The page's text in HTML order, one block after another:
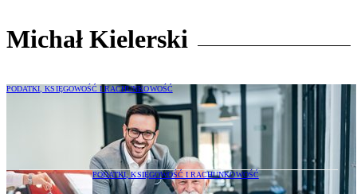
Michał Kielerski
PODATKI, KSIĘGOWOŚĆ I RACHUNKOWOŚĆ
Fundacje rodzinne okiem praktyka
PODATKI, KSIĘGOWOŚĆ I RACHUNKOWOŚĆ